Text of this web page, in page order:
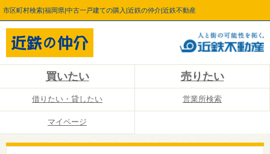
市区町村検索|福岡県|中古一戸建ての購入|近鉄の仲介|近鉄不動産
買いたい 売りたい
借りたい・貸したい 営業所検索
マイページ